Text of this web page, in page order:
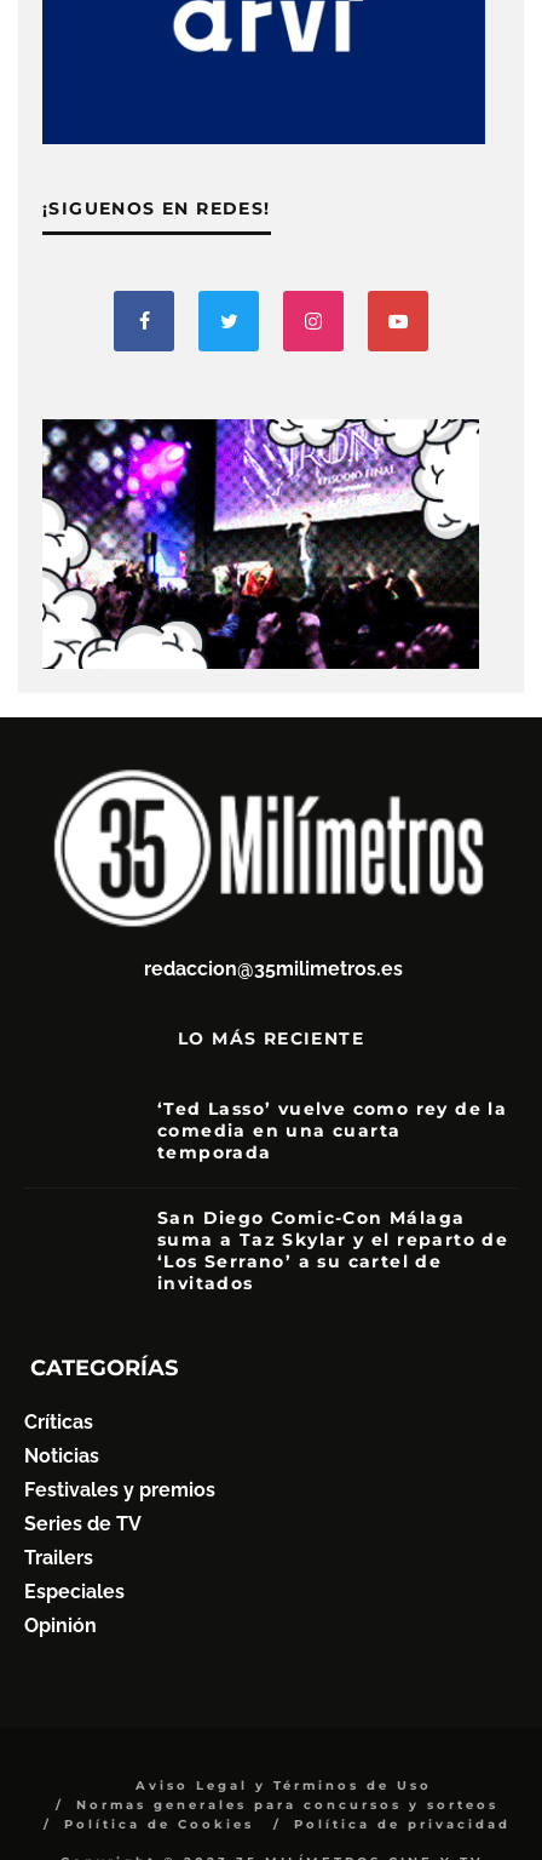
¡SIGUENOS EN REDES!
redaccion@35milimetros.es
LO MÁS RECIENTE
‘Ted Lasso’ vuelve como rey de la
comedia en una cuarta
temporada
San Diego Comic-Con Málaga
suma a Taz Skylar y el reparto de
‘Los Serrano’ a su cartel de
invitados
CATEGORÍAS
Críticas
Noticias
Festivales y premios
Series de TV
Trailers
Especiales
Opinión
Aviso Legal y Términos de Uso
Normas generales para concursos y sorteos
Política de Cookies
Política de privacidad